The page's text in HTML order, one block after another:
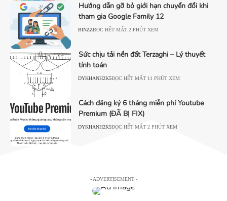
Hướng dẫn gỡ bỏ giới hạn chuyển đổi khi
tham gia Google Family 12
BINZZĐỌC HẾT MẤT 2 PHÚT XEM
Sức chịu tải nền đất Terzaghi – Lý thuyết
tính toán
DYKHANH2K5ĐỌC HẾT MẤT 11 PHÚT XEM
Cách đăng ký 6 tháng miễn phí Youtube
Premium (ĐÃ BỊ FIX)
DYKHANH2K5ĐỌC HẾT MẤT 2 PHÚT XEM
- ADVERTISEMENT -